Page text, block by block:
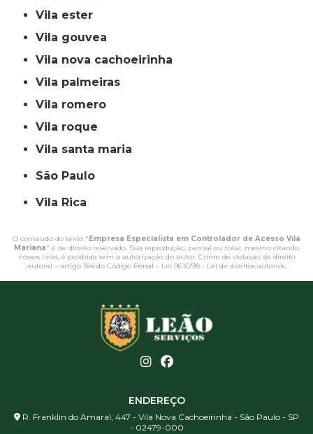
vila ester
vila gouvea
vila nova cachoeirinha
vila palmeiras
vila romero
vila roque
vila santa maria
São Paulo
Vila Rica
O conteúdo do texto "Empresa Especialista em Controlador de Acesso Vila
Mariana" é de direito reservado. Sua reprodução, parcial ou total, mesmo citando
nossos links, é proibida sem a autorização do autor. Crime de violação de direito
autoral – artigo 184 do Código Penal – Lei 9610/98 - Lei de direitos autorais.
ENDEREÇO
R. Franklin do Amaral, 447 - Vila Nova Cachoeirinha - São Paulo - SP
- 02479-000